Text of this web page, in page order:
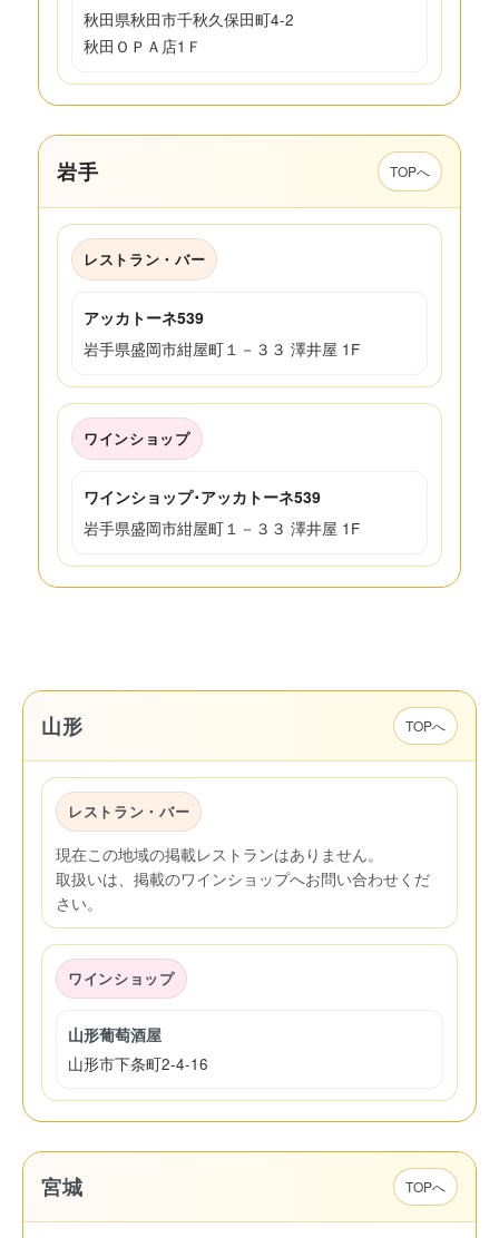
秋田県秋田市千秋久保田町4-2
秋田ＯＰＡ店1Ｆ
岩手 TOPへ
レストラン・バー
アッカトーネ539
岩手県盛岡市紺屋町１－３３ 澤井屋 1F
ワインショップ
ワインショップ･アッカトーネ539
岩手県盛岡市紺屋町１－３３ 澤井屋 1F
山形 TOPへ
レストラン・バー
現在この地域の掲載レストランはありません。
取扱いは、掲載のワインショップへお問い合わせくだ
さい。
ワインショップ
山形葡萄酒屋
山形市下条町2-4-16
宮城 TOPへ